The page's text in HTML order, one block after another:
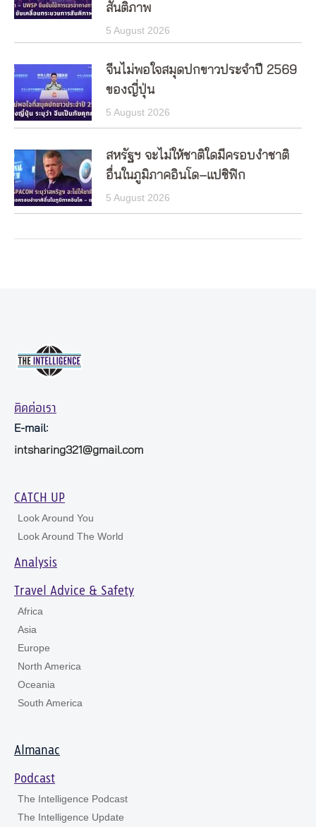
สันติภาพ
5 August 2026
จีนไม่พอใจสมุดปกขาวประจำปี 2569
ของญี่ปุ่น
5 August 2026
สหรัฐฯ จะไม่ให้ชาติใดมีครอบงำชาติ
อื่นในภูมิภาคอินโด–แปซิฟิก
5 August 2026
ติดต่อเรา
E-mail:
intsharing321@gmail.com
CATCH UP
Look Around You
Look Around The World
Analysis
Travel Advice & Safety
Africa
Asia
Europe
North America
Oceania
South America
Almanac
Podcast
The Intelligence Podcast
The Intelligence Update